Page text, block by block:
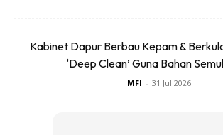
Townhouse 3 tingkat untuk 2
Kabinet Dapur Berbau Kepam &
‘Deep Clean’ Guna Bahan
MFI - 31 Jul 2026